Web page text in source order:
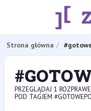
Strona główna
PRZEGLĄDAJ 1
POD TAGIEM